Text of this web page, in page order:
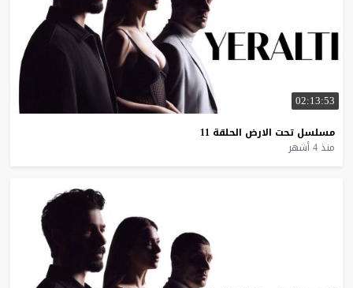
02:13:53
مسلسل تحت الارض الحلقة 11
منذ 4 أشهر